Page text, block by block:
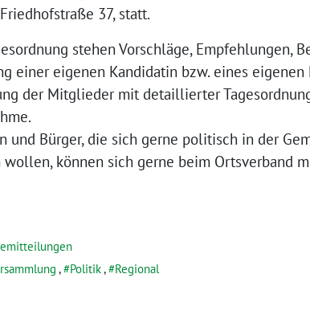
37, statt.
stehen Vorschläge, Empfehlungen,
einer eigenen Kandidatin bzw. eines
der Mitglieder mit detaillierter
und Bürger, die sich gerne politisch in der
wollen, können sich gerne beim Ortsverband
, Politik, Regional